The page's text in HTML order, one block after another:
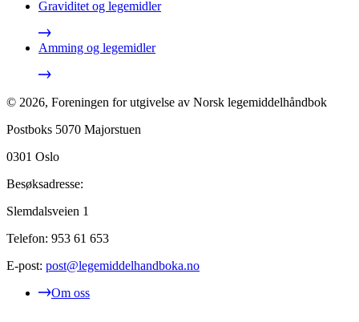
Graviditet og legemidler
Amming og legemidler
© 2026, Foreningen for utgivelse av Norsk legemiddelhåndbok
Postboks 5070 Majorstuen
0301 Oslo
Besøksadresse:
Slemdalsveien 1
Telefon: 953 61 653
E-post: post@legemiddelhandboka.no
Om oss